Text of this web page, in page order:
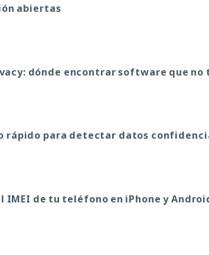
abiertas
dónde encontrar software que no
rápido para detectar datos
IMEI de tu teléfono en iPhone y